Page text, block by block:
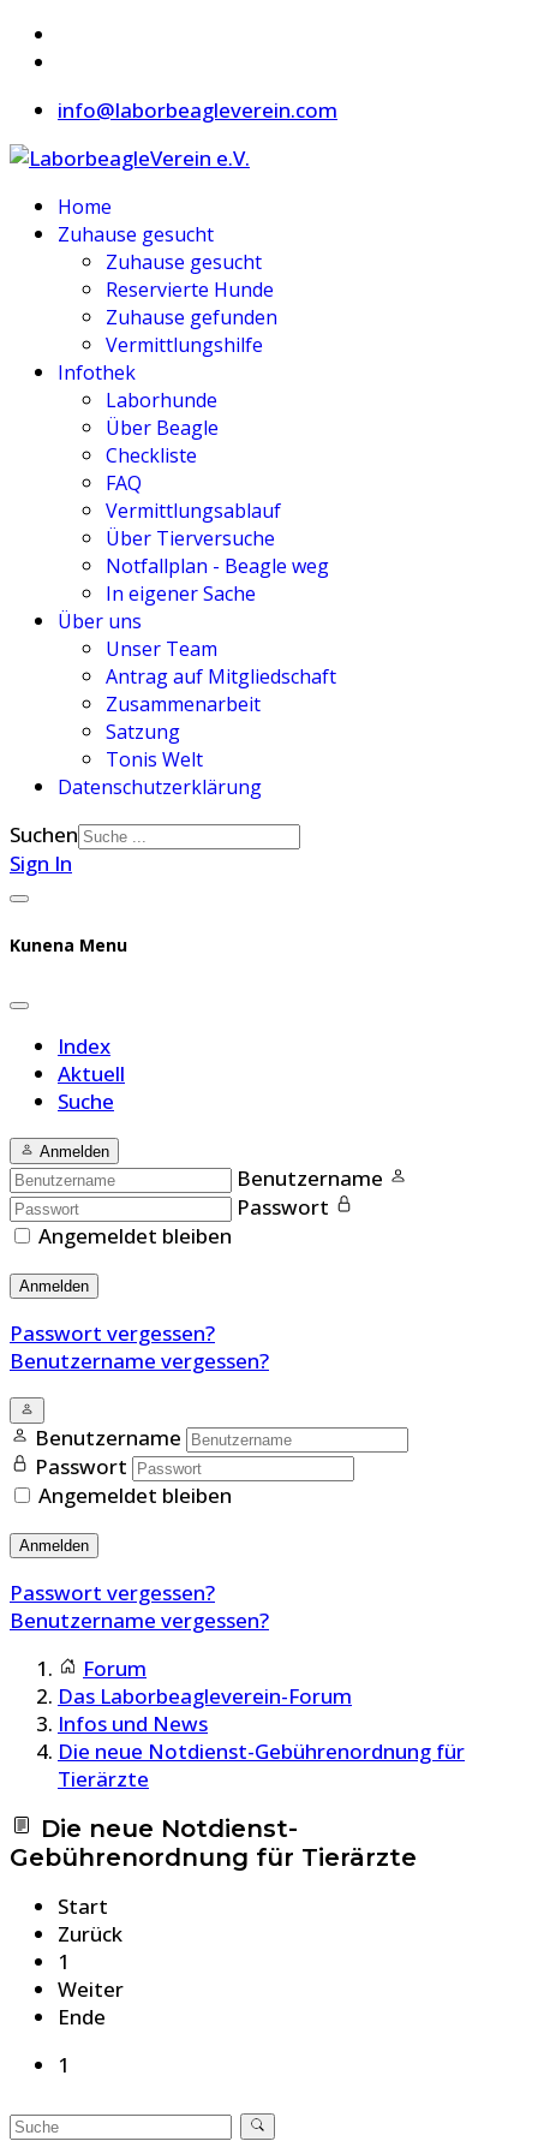
info@laborbeagleverein.com
Home
Zuhause gesucht
Zuhause gesucht
Reservierte Hunde
Zuhause gefunden
Vermittlungshilfe
Infothek
Laborhunde
Über Beagle
Checkliste
FAQ
Vermittlungsablauf
Über Tierversuche
Notfallplan - Beagle weg
In eigener Sache
Über uns
Unser Team
Antrag auf Mitgliedschaft
Zusammenarbeit
Satzung
Tonis Welt
Datenschutzerklärung
Suchen
Sign In
Kunena Menu
Index
Aktuell
Suche
Anmelden
Benutzername
Passwort
Angemeldet bleiben
Anmelden
Passwort vergessen?
Benutzername vergessen?
Benutzername
Passwort
Angemeldet bleiben
Anmelden
Passwort vergessen?
Benutzername vergessen?
Forum
Das Laborbeagleverein-Forum
Infos und News
Die neue Notdienst-Gebührenordnung für
Tierärzte
Die neue Notdienst-
Gebührenordnung für Tierärzte
Start
Zurück
1
Weiter
Ende
1